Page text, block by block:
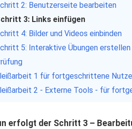
2: Benutzerseite bearbeiten
3: Links einfügen
4: Bilder und Videos einbinden
5: Interaktive Übungen erstellen
1 für fortgeschrittene
2 - Externe Tools - für
erfolgt der Schritt 3 –